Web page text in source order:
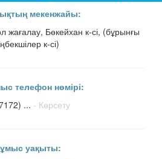
мекенжайы:
жағалау, Бөкейхан к-сі, (бұрынғы
к-сі)
телефон нөмірі:
... - Көрсету
уақыты: